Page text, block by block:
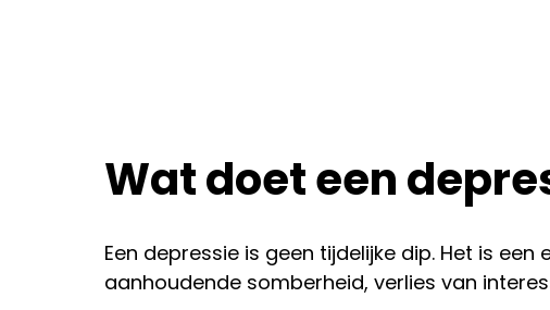
Wat doet een
Een depressie is geen tijdelijke dip. Het is
aanhoudende somberheid, verlies van